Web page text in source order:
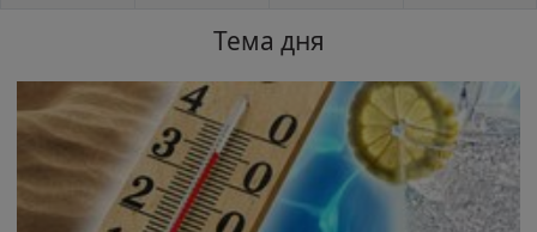
Тема дня